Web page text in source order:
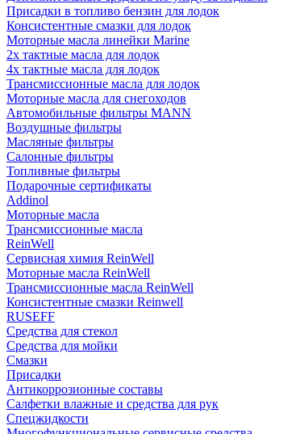
Присадки в топливо бензин для лодок
Консистентные смазки для лодок
Моторные масла линейки Marine
2х тактные масла для лодок
4х тактные масла для лодок
Трансмиссионные масла для лодок
Моторные масла для снегоходов
Автомобильные фильтры MANN
Воздушные фильтры
Масляные фильтры
Салонные фильтры
Топливные фильтры
Подарочные сертификаты
Addinol
Моторные масла
Трансмиссионные масла
ReinWell
Сервисная химия ReinWell
Моторные масла ReinWell
Трансмиссионные масла ReinWell
Консистентные смазки Reinwell
RUSEFF
Средства для стекол
Средства для мойки
Смазки
Присадки
Антикоррозионные составы
Салфетки влажные и средства для рук
Спецжидкости